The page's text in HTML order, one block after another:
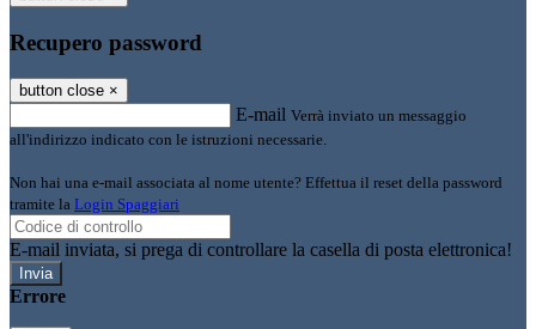
Recupero password
button close ×
E-mail Verrà inviato un messaggio
all'indirizzo indicato con le istruzioni necessarie.
Non hai una e-mail associata al nome utente? Effettua il reset della password
tramite la Login Spaggiari
E-mail inviata, si prega di controllare la casella di posta elettronica!
Errore